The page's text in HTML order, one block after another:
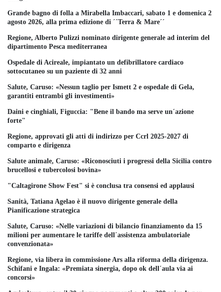
Grande bagno di folla a Mirabella Imbaccari, sabato 1 e domenica 2
agosto 2026, alla prima edizione di ´´Terra & Mare´´
Regione, Alberto Pulizzi nominato dirigente generale ad interim del
dipartimento Pesca mediterranea
Ospedale di Acireale, impiantato un defibrillatore cardiaco
sottocutaneo su un paziente di 32 anni
Salute, Caruso: «Nessun taglio per Ismett 2 e ospedale di Gela,
garantiti entrambi gli investimenti»
Daini e cinghiali, Figuccia: "Bene il bando ma serve un´azione
forte"
Regione, approvati gli atti di indirizzo per Ccrl 2025-2027 di
comparto e dirigenza
Salute animale, Caruso: «Riconosciuti i progressi della Sicilia contro
brucellosi e tubercolosi bovina»
"Caltagirone Show Fest" si è conclusa tra consensi ed applausi
Sanità, Tatiana Agelao è il nuovo dirigente generale della
Pianificazione strategica
Salute, Caruso: «Nelle variazioni di bilancio finanziamento da 15
milioni per aumentare le tariffe dell´assistenza ambulatoriale
convenzionata»
Regione, via libera in commissione Ars alla riforma della dirigenza.
Schifani e Ingala: «Premiata sinergia, dopo ok dell´aula via ai
concorsi»